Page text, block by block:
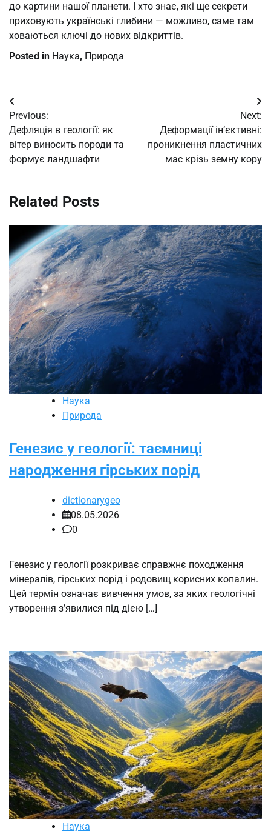
до картини нашої планети. І хто знає, які ще секрети
приховують українські глибини — можливо, саме там
ховаються ключі до нових відкриттів.
Posted in Наука, Природа
Post
navigation
Previous:
Дефляція в геології: як
вітер виносить породи та
формує ландшафти
Next:
Деформації ін’єктивні:
проникнення пластичних
мас крізь земну кору
Related Posts
Наука
Природа
Генезис у геології: таємниці
народження гірських порід
dictionarygeo
08.05.2026
0
Генезис у геології розкриває справжнє походження
мінералів, гірських порід і родовищ корисних копалин.
Цей термін означає вивчення умов, за яких геологічні
утворення з’явилися під дією […]
Наука